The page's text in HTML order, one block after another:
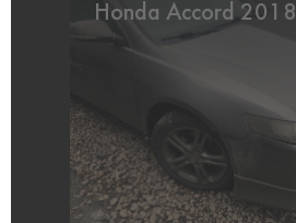
Honda Accord 2018